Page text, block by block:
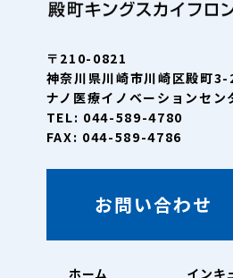
〒210-0821
神奈川県川崎市川崎区殿町
ナノ医療イノベーションセン
TEL: 044-589-4780
FAX: 044-589-4786
お問い合わせ
ホーム インキ